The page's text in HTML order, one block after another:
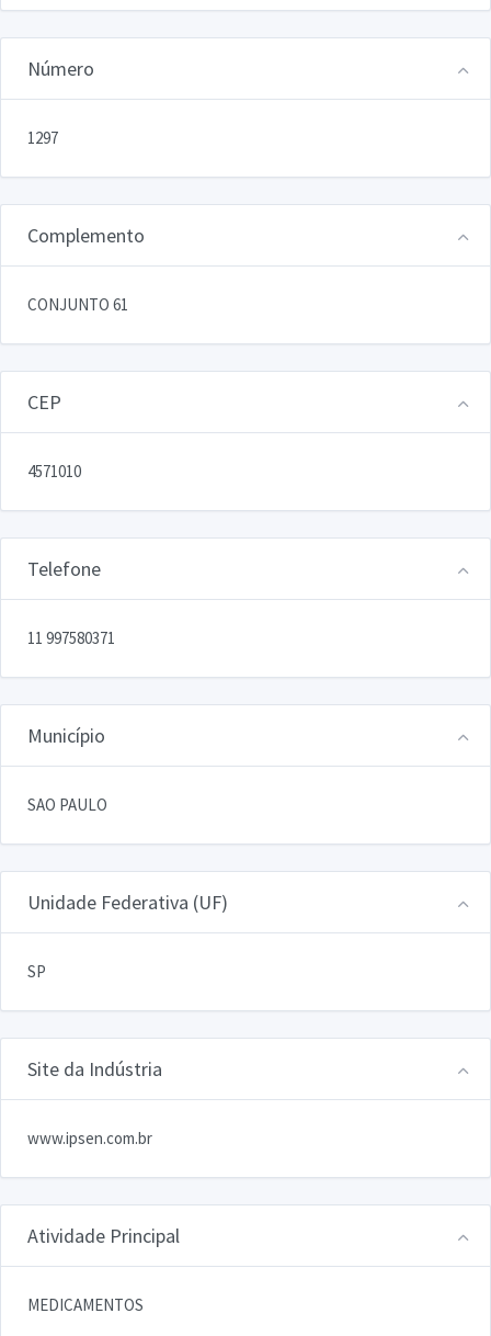
Número
1297
Complemento
CONJUNTO 61
CEP
4571010
Telefone
11 997580371
Município
SAO PAULO
Unidade Federativa (UF)
SP
Site da Indústria
www.ipsen.com.br
Atividade Principal
MEDICAMENTOS